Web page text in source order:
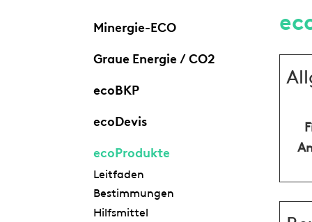
Minergie-ECO
Graue Energie / CO2
ecoBKP
ecoDevis
ecoProdukte
Leitfaden
Bestimmungen
Hilfsmittel